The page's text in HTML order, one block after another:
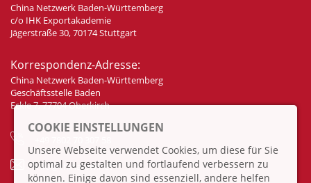
China Netzwerk Baden-Württemberg
c/o IHK Exportakademie
Jägerstraße 30, 70174 Stuttgart
Korrespondenz-Adresse:
China Netzwerk Baden-Württemberg
Geschäftsstelle Baden
Eckle 7, 77704 Oberkirch
info@china-bw.net
COOKIE EINSTELLUNGEN
Unsere Webseite verwendet Cookies, um diese für Sie
optimal zu gestalten und fortlaufend verbessern zu
können. Einige davon sind essenziell, andere helfen